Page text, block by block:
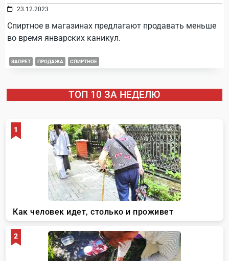
23.12.2023
Спиртное в магазинах предлагают продавать меньше
во время январских каникул.
ЗАПРЕТ ПРОДАЖА СПИРТНОЕ
ТОП 10 ЗА НЕДЕЛЮ